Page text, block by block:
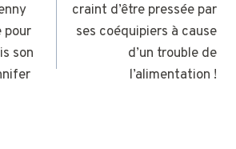
pour
son
craint d’être pressée par
ses coéquipiers à cause
d’un trouble de
l’alimentation !